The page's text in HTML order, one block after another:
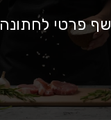
שף פרטי לחתונה